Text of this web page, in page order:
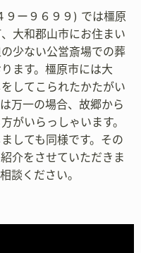
９ー９６９９) では橿原
大和郡山市にお住まい
少ない公営斎場での葬
ます。橿原市には大
してこられたかたがい
万一の場合、故郷から
がいらっしゃいます。
しても同様です。その
介をさせていただきま
談ください。